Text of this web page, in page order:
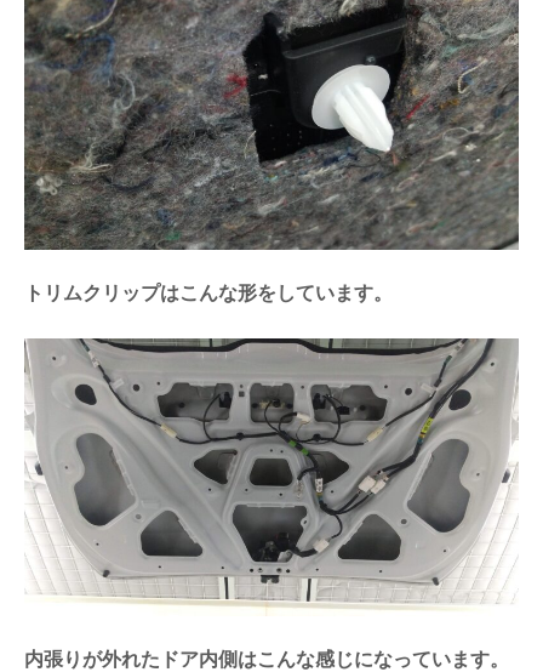
トリムクリップはこんな形をしています。
内張りが外れたドア内側はこんな感じになっています。